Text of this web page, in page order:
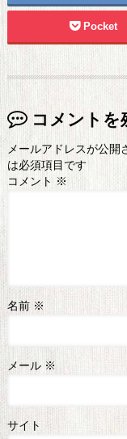
Pocket
コメントを
メールアドレスが公開
は必須項目です
コメント ※
名前 ※
メール ※
サイト